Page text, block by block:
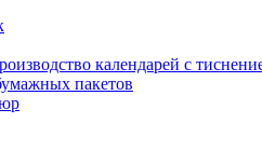
календарей с
пакетов